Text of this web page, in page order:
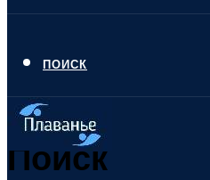
ПОИСК
Поиск